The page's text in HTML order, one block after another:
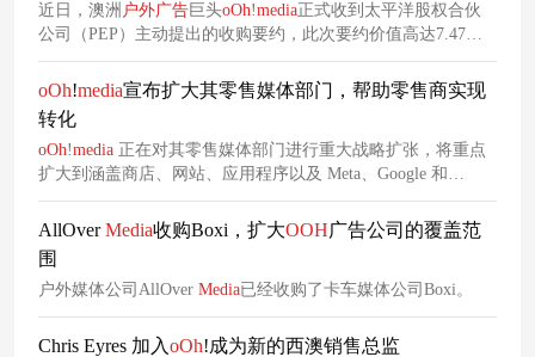
近日，澳洲 户外广告巨头oOh!media正式收到太平洋股权合伙
公司（PEP）主动提出的收购要约，此次要约价值高达7.47亿
美元，拟以每股1.40美元的现金价格完成对该公司的全面收
购，这一举措也引发了营销行业及资本市场对户外媒体赛道整
合趋势的广泛关注。
oOh!media宣布扩大其零售媒体部门，帮助零售商实现
转化
oOh!media 正在对其零售媒体部门进行重大战略扩张，将重点
扩大到涵盖商店、网站、应用程序以及 Meta、Google 和
oOh!media等非平台渠道的零售商资产的销售代表。
AllOverMedia收购Boxi，扩大OOH广告公司的覆盖范
围
户外媒体公司AllOver Media已经收购了卡车媒体公司Boxi。
Chris Eyres 加入oOh!成为新的西澳销售总监